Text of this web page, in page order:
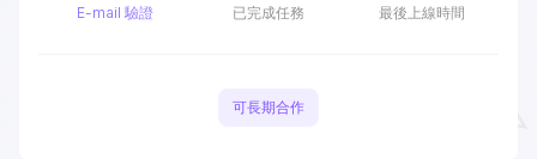
E-mail 驗證 已完成任務 最後上線時間
可長期合作